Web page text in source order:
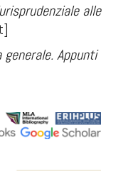
alle
generale. Appunti